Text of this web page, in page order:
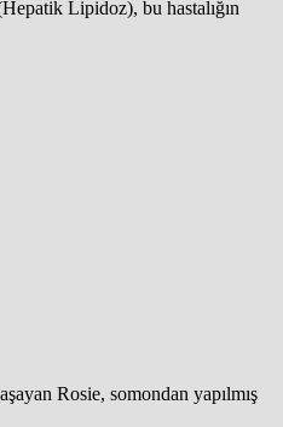
Lipidoz), bu hastalığın
Rosie, somondan yapılmış